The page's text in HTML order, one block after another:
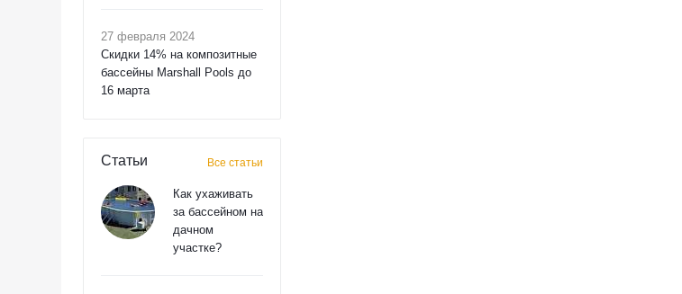
27 февраля 2024
Скидки 14% на композитные
бассейны Marshall Pools до
16 марта
Статьи Все статьи
Как ухаживать
за бассейном на
дачном
участке?